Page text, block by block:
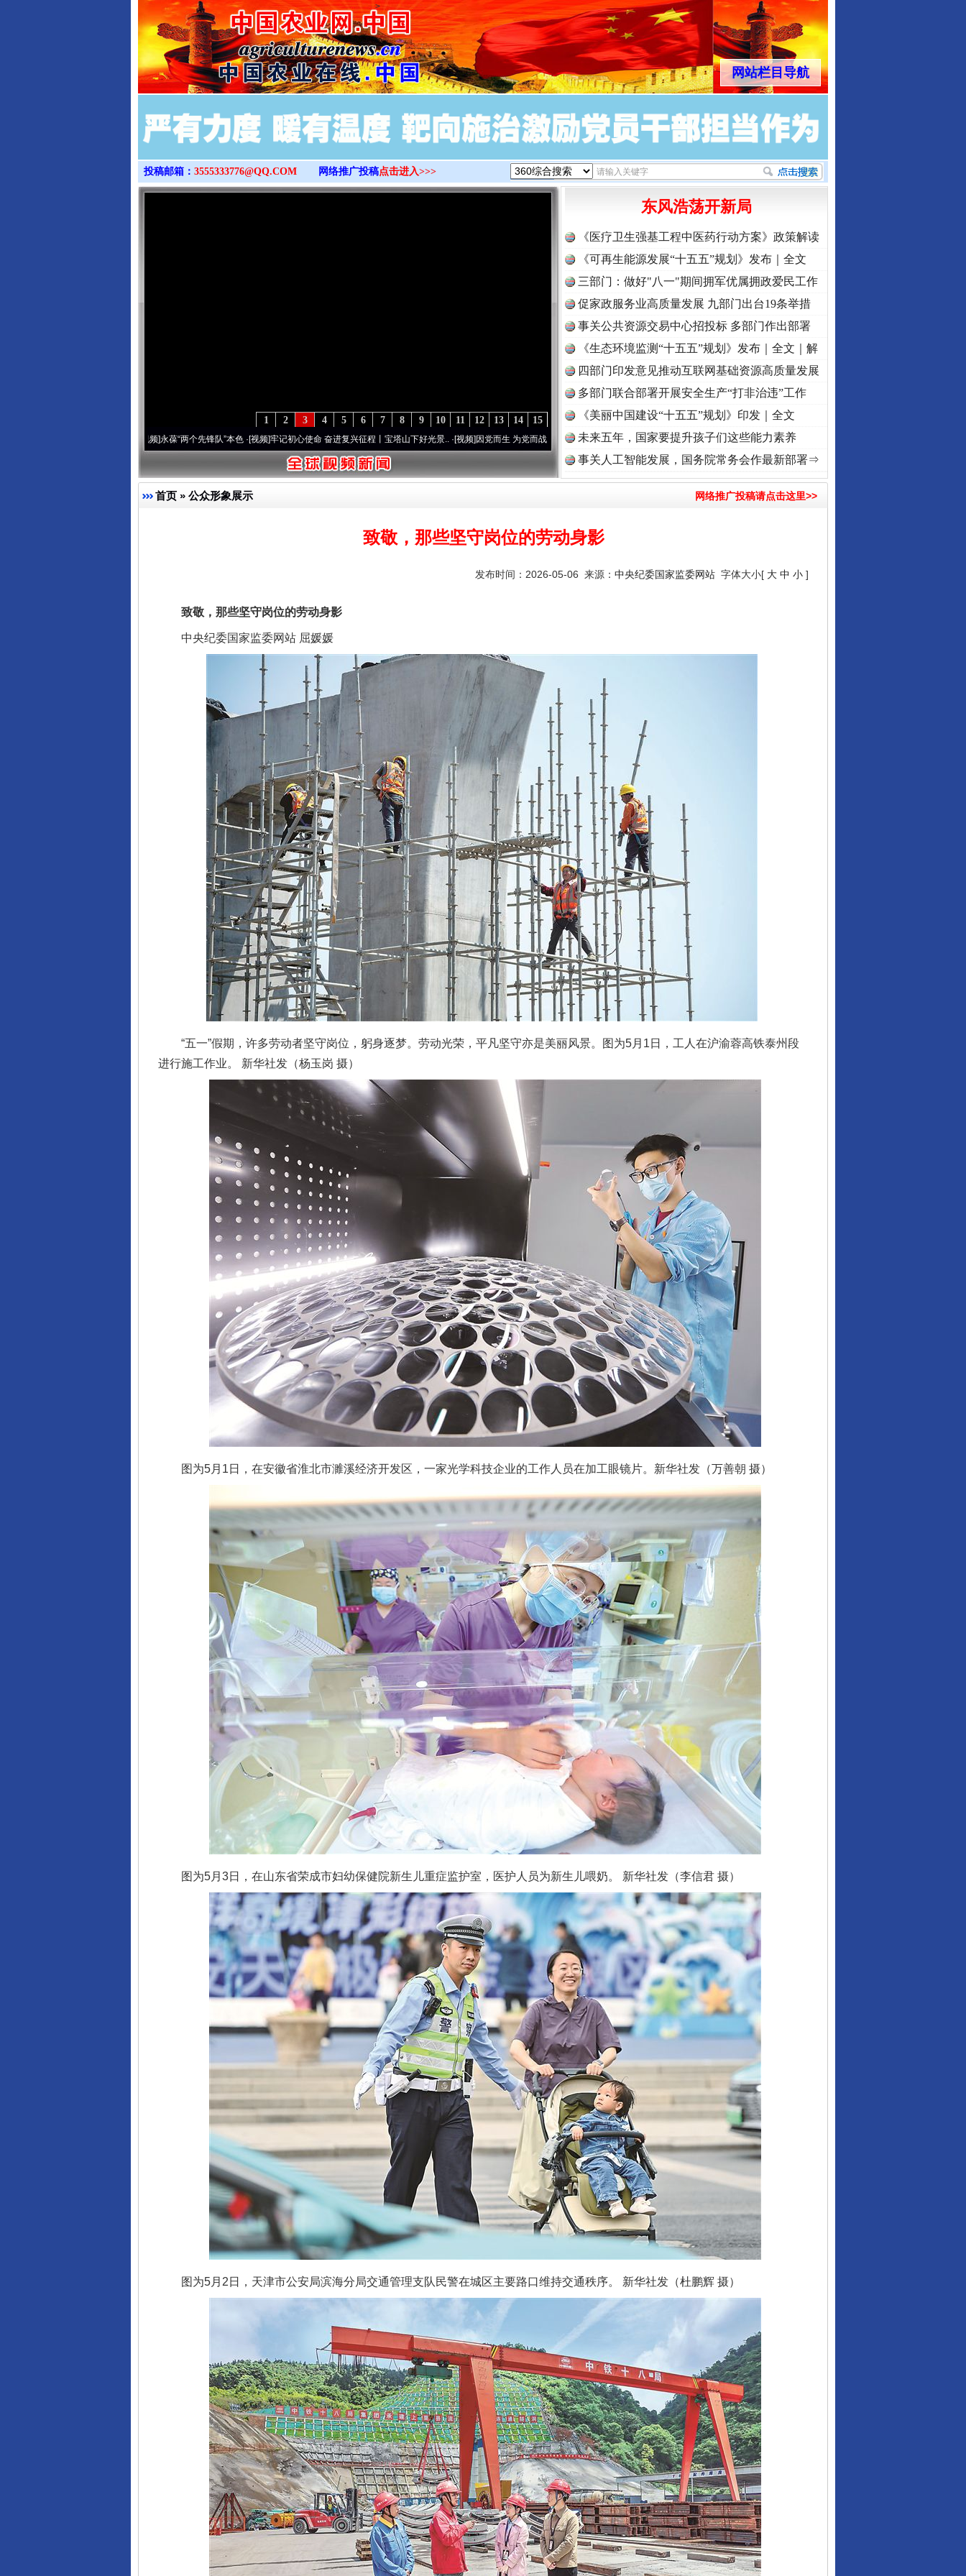
>
网站栏目导航
投稿邮箱： 3555333776@QQ.COM 网络推广投稿点击进入>>>
15
14
13
12
11
10
9
8
7
6
5
4
3
2
1
永葆“两个先锋队”本色·[视频]牢记初心使命 奋进复兴征程丨宝塔山下好光景.. ·[视频]因党而生 为党而战——百年“纪”事⑧加强纪律..·[视频]牢记初心使命 奋进复兴征程丨“转折之城”激荡..·[视频]
东风浩荡开新局
《医疗卫生强基工程中医药行动方案》政策解读
《可再生能源发展“十五五”规划》发布｜全文
三部门：做好"八一"期间拥军优属拥政爱民工作
促家政服务业高质量发展 九部门出台19条举措
事关公共资源交易中心招投标 多部门作出部署
《生态环境监测“十五五”规划》发布｜全文｜解
读
四部门印发意见推动互联网基础资源高质量发展
多部门联合部署开展安全生产“打非治违”工作
《美丽中国建设“十五五”规划》印发｜全文
未来五年，国家要提升孩子们这些能力素养
事关人工智能发展，国务院常务会作最新部署⇒
首页 » 公众形象展示 网络推广投稿请点击这里>>
致敬，那些坚守岗位的劳动身影
发布时间：2026-05-06 来源： 中央纪委国家监委网站 字体大小[ 大 中 小 ]
致敬，那些坚守岗位的劳动身影
中央纪委国家监委网站 屈媛媛
“五一”假期，许多劳动者坚守岗位，躬身逐梦。劳动光荣，平凡坚守亦是美丽风景。图为5月1日，工人在沪渝蓉高铁泰州段
进行施工作业。 新华社发（杨玉岗 摄）
图为5月1日，在安徽省淮北市濉溪经济开发区，一家光学科技企业的工作人员在加工眼镜片。新华社发（万善朝 摄）
图为5月3日，在山东省荣成市妇幼保健院新生儿重症监护室，医护人员为新生儿喂奶。 新华社发（李信君 摄）
图为5月2日，天津市公安局滨海分局交通管理支队民警在城区主要路口维持交通秩序。 新华社发（杜鹏辉 摄）